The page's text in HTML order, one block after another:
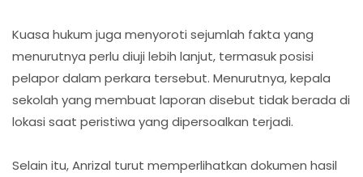
Kuasa hukum juga menyoroti sejumlah fakta yang
menurutnya perlu diuji lebih lanjut, termasuk posisi
pelapor dalam perkara tersebut. Menurutnya, kepala
sekolah yang membuat laporan disebut tidak berada di
lokasi saat peristiwa yang dipersoalkan terjadi.
Selain itu, Anrizal turut memperlihatkan dokumen hasil